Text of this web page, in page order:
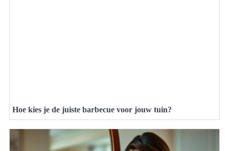
Hoe kies je de juiste barbecue voor jouw tuin?